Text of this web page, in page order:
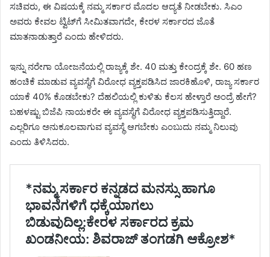
ಸಚಿವರು, ಈ ವಿಷಯಕ್ಕೆ ನಮ್ಮ ಸರ್ಕಾರ ಮೊದಲ ಆದ್ಯತೆ ನೀಡಬೇಕು. ಸಿಎಂ
ಅವರು ಕೇವಲ ಟ್ವಿಟ್‌ಗೆ ಸೀಮಿತವಾಗದೇ, ಕೇರಳ ಸರ್ಕಾರದ ಜೊತೆ
ಮಾತನಾಡುತ್ತಾರೆ ಎಂದು ಹೇಳಿದರು.
ಇನ್ನು ನರೇಗಾ ಯೋಜನೆಯಲ್ಲಿ ರಾಜ್ಯಕ್ಕೆ ಶೇ. 40 ಮತ್ತು ಕೇಂದ್ರಕ್ಕೆ ಶೇ. 60 ಹಣ
ಹಂಚಿಕೆ ಮಾಡುವ ವ್ಯವಸ್ಥೆಗೆ ವಿರೋಧ ವ್ಯಕ್ತಪಡಿಸಿದ ಜಾರಕಿಹೊಳಿ, ರಾಜ್ಯ ಸರ್ಕಾರ
ಯಾಕೆ 40% ಕೊಡಬೇಕು? ದೆಹಲಿಯಲ್ಲಿ ಕುಳಿತು ಕೆಲಸ ಹೇಳ್ತಾರೆ ಅಂದ್ರೆ ಹೇಗೆ?
ಬಹಳಷ್ಟು ಬಿಜೆಪಿ ನಾಯಕರೇ ಈ ವ್ಯವಸ್ಥೆಗೆ ವಿರೋಧ ವ್ಯಕ್ತಪಡಿಸುತ್ತಿದ್ದಾರೆ.
ಎಲ್ಲರಿಗೂ ಅನುಕೂಲವಾಗುವ ವ್ಯವಸ್ಥೆ ಆಗಬೇಕು ಎಂಬುದು ನಮ್ಮ ನಿಲುವು
ಎಂದು ತಿಳಿಸಿದರು.